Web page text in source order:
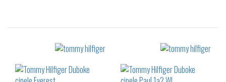
Izaberi željeni broj:
44
45 46
Izaberi željeni broj: